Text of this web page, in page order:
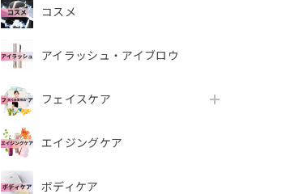
コスメ
アイラッシュ・アイブロウ
フェイスケア
エイジングケア
ボディケア